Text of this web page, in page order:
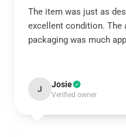
The item was just as
excellent condition.
packaging was much
J Josie
Verified owner